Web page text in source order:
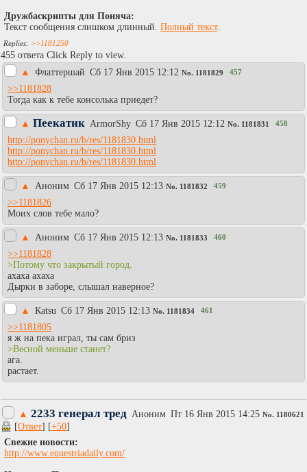
Дружбаскрипты для Поняча:
Текст сообщения слишком длинный. Полный текст.
>>1181250
455 ответа Click Reply to view.
▲
Флаттершай Сб 17 Янв 2015 12:12 No. 1181829 457
>>1181828
Тогда как к тебе консолька приедет?
▲ Пеекатик АrmorShy Сб 17 Янв 2015 12:12 No. 1181831 458
http://ponychan.ru/b/res/1181830.html
http://ponychan.ru/b/res/1181830.html
http://ponychan.ru/b/res/1181830.html
▲ Аноним Сб 17 Янв 2015 12:13 No. 1181832 459
>>1181826
Моих слов тебе мало?
▲ Аноним Сб 17 Янв 2015 12:13 No. 1181833 460
>>1181828
>Потому что закрытый город.
ахаха ахаха
Дырки в заборе, слышал наверное?
▲ Каtsu Сб 17 Янв 2015 12:13 No. 1181834 461
>>1181805
я ж на пека играл, ты сам бриз
>Весной меньше станет?
ага.
растает.
▲ 2233 генерал тред Аноним Пт 16 Янв 2015 14:25 No. 1180621
[Ответ] [+50]
Свежие новости:
http://www.equestriadaily.com/